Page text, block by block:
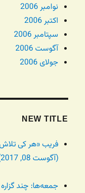
نوامبر 2006
اکتبر 2006
سپتامبر 2006
آگوست 2006
جولای 2006
NEW TITLE
فریب «هر کی
(آگوست 08, 2017)
جمعه‌ها: چند